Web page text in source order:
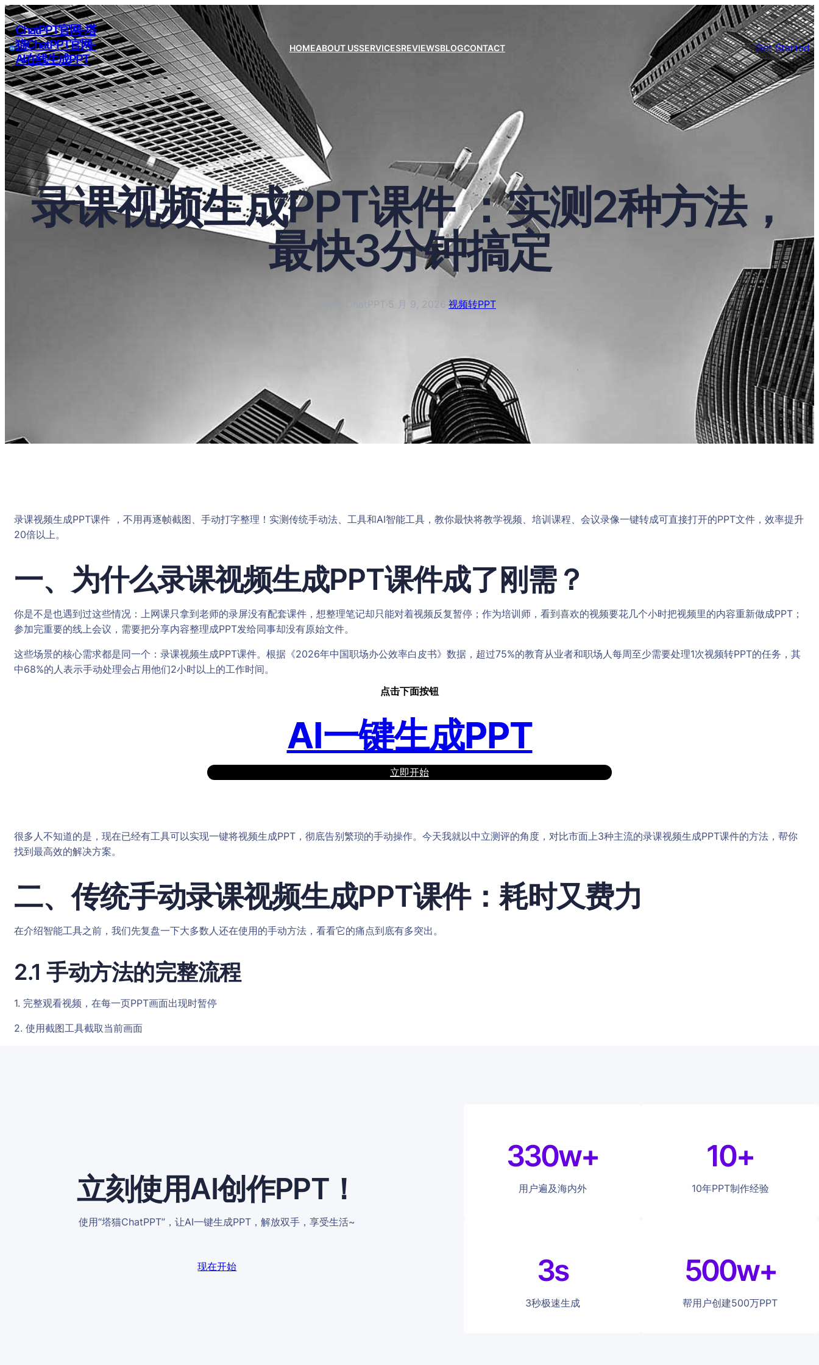
ChatPPT官网-塔
猫ChatPPT官网-
AI在线生成PPT
HOMEABOUT USSERVICESREVIEWSBLOGCONTACT Get Started
录课视频生成PPT课件 ：实测2种方法，
最快3分钟搞定
塔猫 ChatPPT ·5 月 9, 2026·视频转PPT
录课视频生成PPT课件 ，不用再逐帧截图、手动打字整理！实测传统手动法、工具和AI智能工具，教你最快将教学视频、培训课程、会议录像一键转成可直接打开的PPT文件，效率提升
20倍以上。
一、为什么录课视频生成PPT课件成了刚需？
你是不是也遇到过这些情况：上网课只拿到老师的录屏没有配套课件，想整理笔记却只能对着视频反复暂停；作为培训师，看到喜欢的视频要花几个小时把视频里的内容重新做成PPT；
参加完重要的线上会议，需要把分享内容整理成PPT发给同事却没有原始文件。
这些场景的核心需求都是同一个：录课视频生成PPT课件。根据《2026年中国职场办公效率白皮书》数据，超过75%的教育从业者和职场人每周至少需要处理1次视频转PPT的任务，其
中68%的人表示手动处理会占用他们2小时以上的工作时间。
点击下面按钮
AI一键生成PPT
立即开始
很多人不知道的是，现在已经有工具可以实现一键将视频生成PPT，彻底告别繁琐的手动操作。今天我就以中立测评的角度，对比市面上3种主流的录课视频生成PPT课件的方法，帮你
找到最高效的解决方案。
二、传统手动录课视频生成PPT课件：耗时又费力
在介绍智能工具之前，我们先复盘一下大多数人还在使用的手动方法，看看它的痛点到底有多突出。
2.1 手动方法的完整流程
1. 完整观看视频，在每一页PPT画面出现时暂停
2. 使用截图工具截取当前画面
立刻使用AI创作PPT！
使用“塔猫ChatPPT”，让AI一键生成PPT，解放双手，享受生活~
现在开始
330w+
用户遍及海内外
10+
10年PPT制作经验
3s
3秒极速生成
500w+
帮用户创建500万PPT